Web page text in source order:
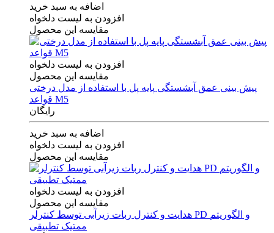
اضافه به سبد خرید
افزودن به لیست دلخواه
مقایسه این محصول
افزودن به لیست دلخواه
مقایسه این محصول
پیش بینی عمق آبشستگی پایه پل با استفاده از مدل درختی
قواعد M5
رایگان
اضافه به سبد خرید
افزودن به لیست دلخواه
مقایسه این محصول
افزودن به لیست دلخواه
مقایسه این محصول
هدایت و کنترل ربات زیرآبی توسط کنترلر PD و الگوریتم
ممتیک تطبیقی